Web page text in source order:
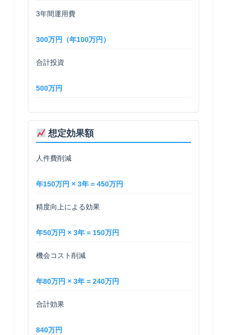
3年間運用費
300万円（年100万円）
合計投資
500万円
想定効果額
人件費削減
年150万円 × 3年 = 450万円
精度向上による効果
年50万円 × 3年 = 150万円
機会コスト削減
年80万円 × 3年 = 240万円
合計効果
840万円